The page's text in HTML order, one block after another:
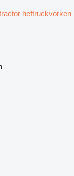
heftruckvorken